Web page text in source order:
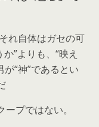
れ自体はガセの可
”よりも、“映え
“神”であるとい
プではない。